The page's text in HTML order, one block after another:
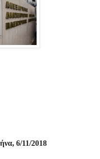
6/11/2018